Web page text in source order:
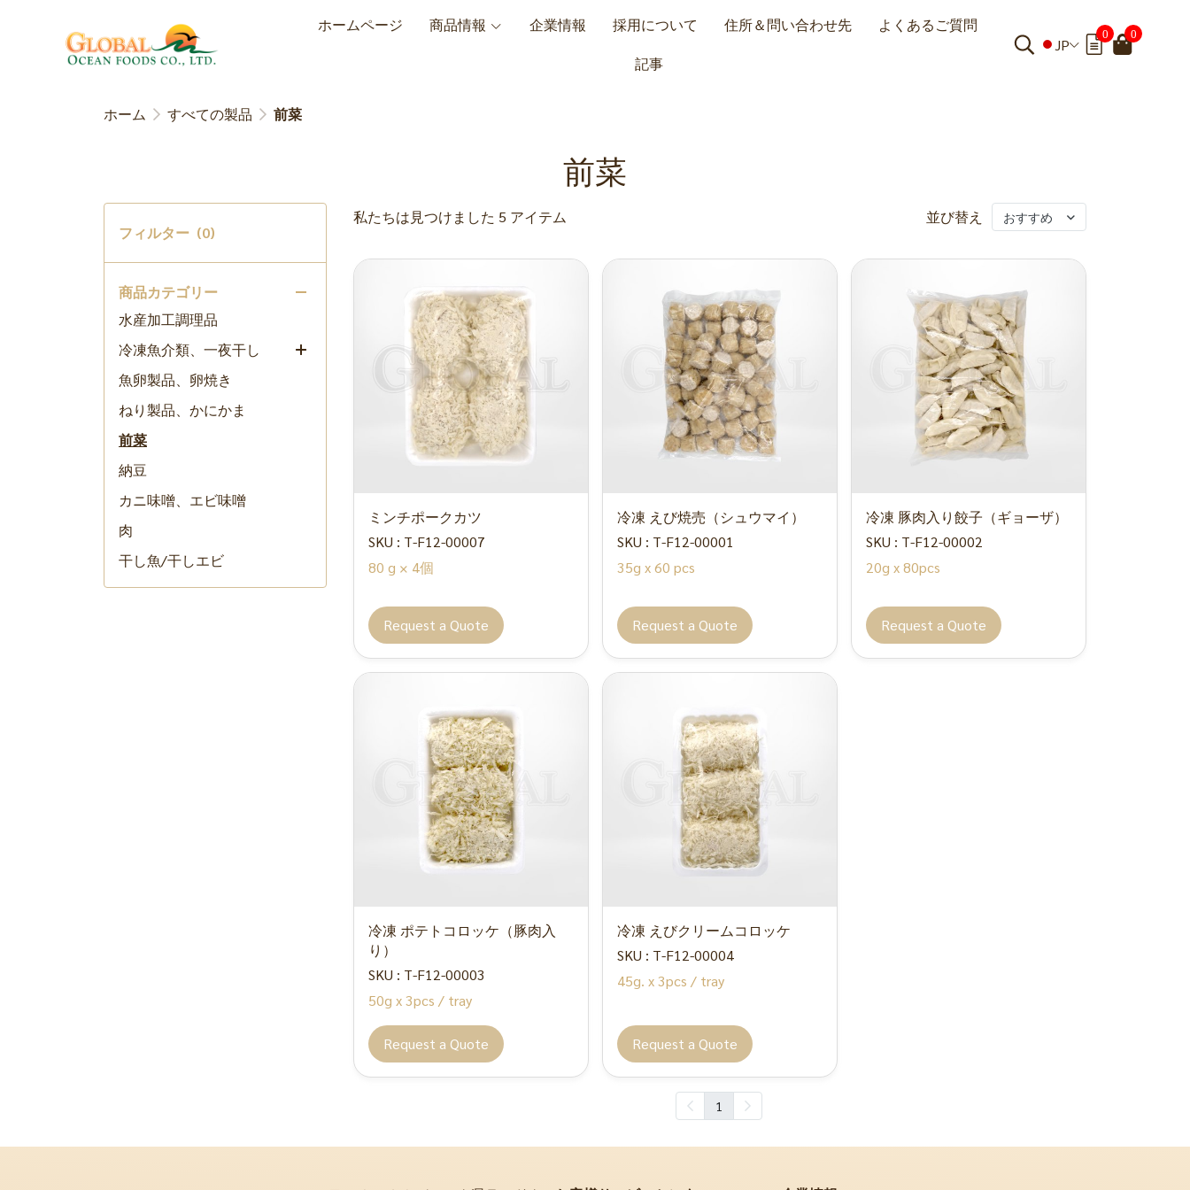
ホームページ 商品情報 企業情報 採用について 住所＆問い合わせ先 よくあるご質問
記事
JP
0 0
ホーム すべての製品 前菜
前菜
フィルター (0)
商品カテゴリー
すべての製品
New item
おすすめ商品
麺類
水産加工調理品
冷凍魚介類、一夜干し
うに
かに
魚、タコ
貝類
えび
魚卵製品、卵焼き
ねり製品、かにかま
前菜
納豆
カニ味噌、エビ味噌
肉
干し魚/干しエビ
海藻製品
私たちは見つけました 5 アイテム 並び替え おすすめ
ミンチポークカツ
SKU : T-F12-00007
80 g × 4個
Request a Quote
冷凍 えび焼売（シュウマイ）
SKU : T-F12-00001
35g x 60 pcs
Request a Quote
冷凍 豚肉入り餃子（ギョーザ）
SKU : T-F12-00002
20g x 80pcs
Request a Quote
冷凍 ポテトコロッケ（豚肉入
り）
SKU : T-F12-00003
50g x 3pcs / tray
Request a Quote
冷凍 えびクリームコロッケ
SKU : T-F12-00004
45g. x 3pcs / tray
Request a Quote
1